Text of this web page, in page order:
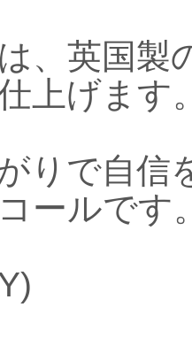
、英国製
上げます
りで自信
ールです